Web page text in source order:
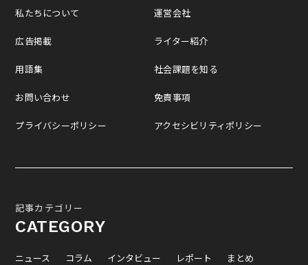
私たちについて
広告掲載
用語集
お問い合わせ
プライバシーポリシー
運営会社
ライター紹介
社会課題を知る
免責事項
アクセシビリティポリシー
記事カテゴリー
CATEGORY
ニュース コラム インタビュー レポート
まとめ